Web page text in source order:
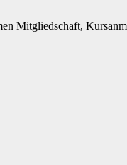
Mitgliedschaft,